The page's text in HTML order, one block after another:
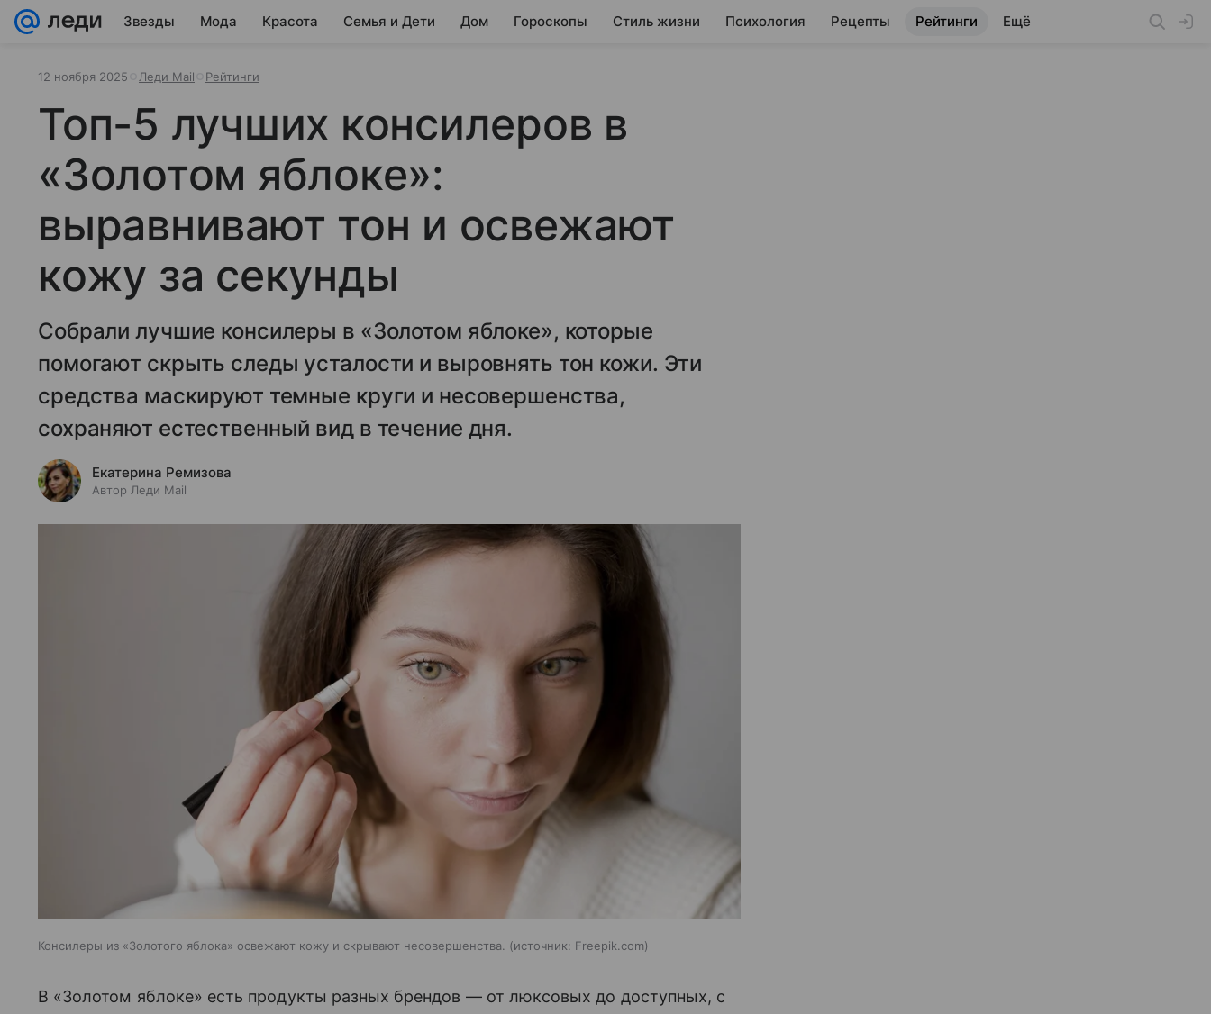
Звезды Мода Красота Семья и Дети Дом Гороскопы Стиль жизни Психология Рецепты Рейтинги Ещё
12 ноября 2025 Леди Mail Рейтинги
Топ-5 лучших консилеров в
«Золотом яблоке»:
выравнивают тон и освежают
кожу за секунды
Собрали лучшие консилеры в «Золотом яблоке», которые
помогают скрыть следы усталости и выровнять тон кожи. Эти
средства маскируют темные круги и несовершенства,
сохраняют естественный вид в течение дня.
Екатерина Ремизова
Автор Леди Mail
Консилеры из «Золотого яблока» освежают кожу и скрывают несовершенства. источник: Freepik.com
В «Золотом яблоке» есть продукты разных брендов — от люксовых до доступных, с